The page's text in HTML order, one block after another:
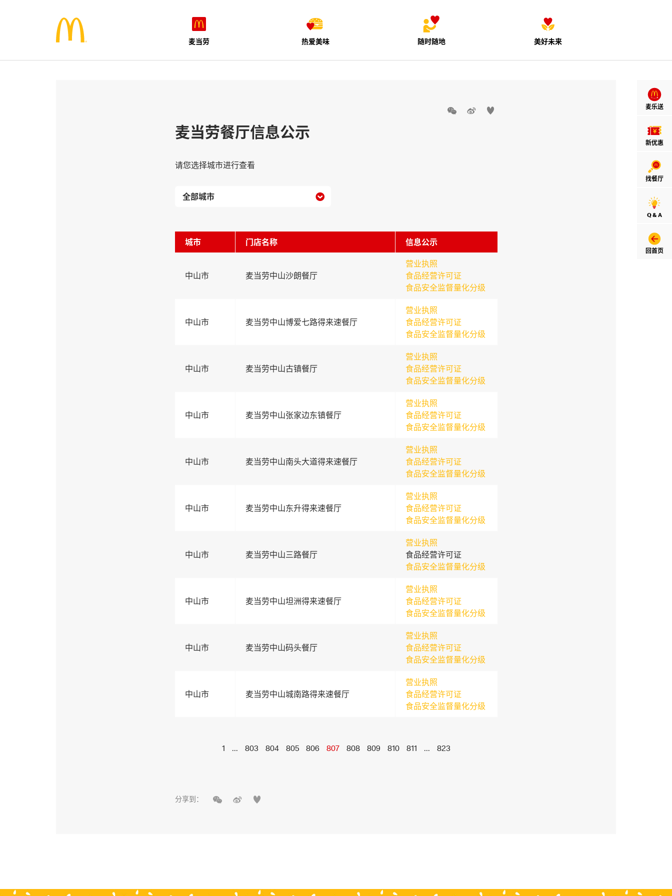
麦当劳 热爱美味 随时随地 美好未来
麦乐送
新优惠
找餐厅
Q & A
回首页
  
麦当劳餐厅信息公示
请您选择城市进行查看

城市 门店名称 信息公示
中山市 麦当劳中山沙朗餐厅
营业执照
食品经营许可证
食品安全监督量化分级
中山市 麦当劳中山博爱七路得来速餐厅
营业执照
食品经营许可证
食品安全监督量化分级
中山市 麦当劳中山古镇餐厅
营业执照
食品经营许可证
食品安全监督量化分级
中山市 麦当劳中山张家边东镇餐厅
营业执照
食品经营许可证
食品安全监督量化分级
中山市 麦当劳中山南头大道得来速餐厅
营业执照
食品经营许可证
食品安全监督量化分级
中山市 麦当劳中山东升得来速餐厅
营业执照
食品经营许可证
食品安全监督量化分级
中山市 麦当劳中山三路餐厅
营业执照
食品经营许可证
食品安全监督量化分级
中山市 麦当劳中山坦洲得来速餐厅
营业执照
食品经营许可证
食品安全监督量化分级
中山市 麦当劳中山码头餐厅
营业执照
食品经营许可证
食品安全监督量化分级
中山市 麦当劳中山城南路得来速餐厅
营业执照
食品经营许可证
食品安全监督量化分级
1 ... 803 804 805 806 807 808 809 810 811 ... 823
分享到：   